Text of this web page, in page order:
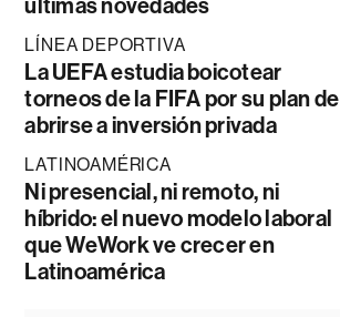
últimas novedades
LÍNEA DEPORTIVA
La UEFA estudia boicotear
torneos de la FIFA por su plan de
abrirse a inversión privada
LATINOAMÉRICA
Ni presencial, ni remoto, ni
híbrido: el nuevo modelo laboral
que WeWork ve crecer en
Latinoamérica